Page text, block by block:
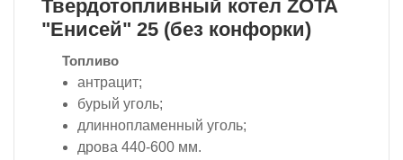
Твердотопливный котел ZOTA
"Енисей" 25 (без конфорки)
Топливо
антрацит;
бурый уголь;
длиннопламенный уголь;
дрова 440-600 мм.